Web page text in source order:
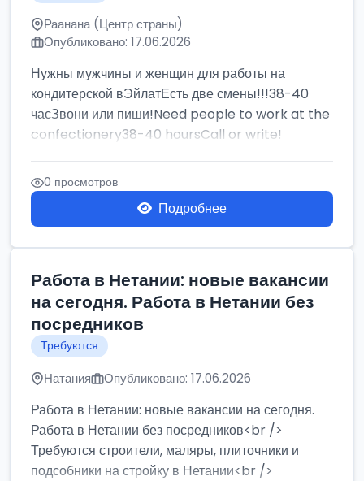
Раанана (Центр страны)
Опубликовано: 17.06.2026
Нужны мужчины и женщин для работы на
кондитерской вЭйлатЕсть две смены!!!38-40
часЗвони или пиши!Need people to work at the
confectionery38-40 hoursCall or write!
0 просмотров
Подробнее
Работа в Нетании: новые вакансии
на сегодня. Работа в Нетании без
посредников
Требуются
Натания Опубликовано: 17.06.2026
Работа в Нетании: новые вакансии на сегодня.
Работа в Нетании без посредников<br />
Требуются строители, маляры, плиточники и
подсобники на стройку в Нетании<br />